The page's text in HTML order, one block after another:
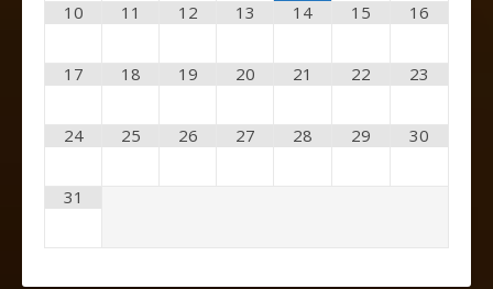
10 11 12 13 14 15 16
17 18 19 20 21 22 23
24 25 26 27 28 29 30
31